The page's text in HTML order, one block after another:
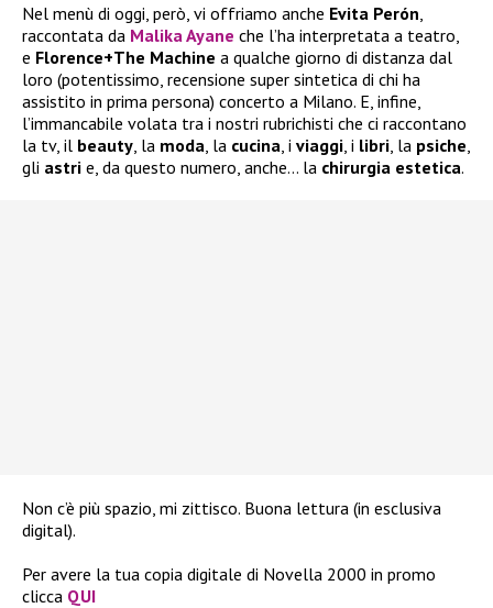
Nel menù di oggi, però, vi offriamo anche Evita Perón
raccontata da Malika Ayane che l’ha interpretata a teatro,
e Florence+The Machine a qualche giorno di distanza dal
loro (potentissimo, recensione super sintetica di chi ha
assistito in prima persona) concerto a Milano. E, infine,
l’immancabile volata tra i nostri rubrichisti che ci raccontano
la tv, il beauty , la moda , la cucina , i viaggi , i libri , la psiche
gli astri e, da questo numero, anche… la chirurgia estetica.
Non c’è più spazio, mi zittisco. Buona lettura (in esclusiva
digital).
Per avere la tua copia digitale di Novella 2000 in promo
clicca QUI